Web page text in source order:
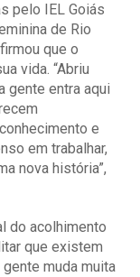
pelo IEL Goiás
de Rio
que o
vida. “Abriu
gente entra aqui
e
em trabalhar,
nova história”,
do acolhimento
que existem
muda muita